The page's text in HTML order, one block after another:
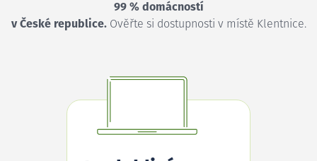
99 % domácností
v České republice.Ověřte si dostupnosti v místě Klentnice.